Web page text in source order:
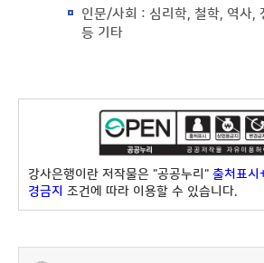
인문/사회 : 심리학, 철학, 역사,
등 기타
강사은행이란 저작물은 "공공누리" 출처표시
경금지 조건에 따라 이용할 수 있습니다.